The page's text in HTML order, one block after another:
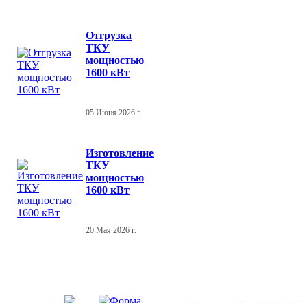
Отгрузка
ТКУ
мощностью
1600 кВт
05 Июня 2026 г.
Изготовление
ТКУ
мощностью
1600 кВт
20 Мая 2026 г.